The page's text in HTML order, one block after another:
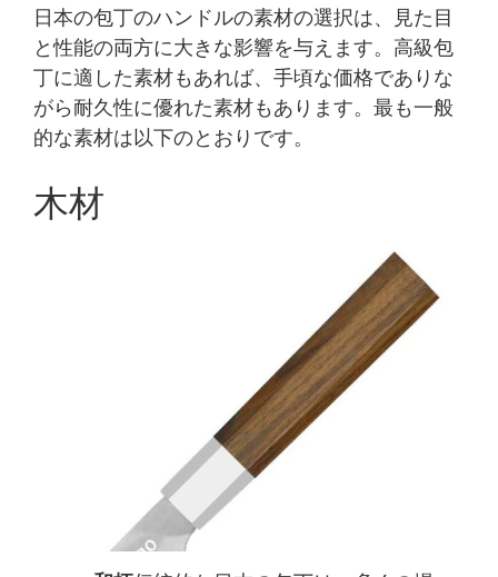
日本の包丁のハンドルの素材の選択は、見た目
と性能の両方に大きな影響を与えます。高級包
丁に適した素材もあれば、手頃な価格でありな
がら耐久性に優れた素材もあります。最も一般
的な素材は以下のとおりです。
木材